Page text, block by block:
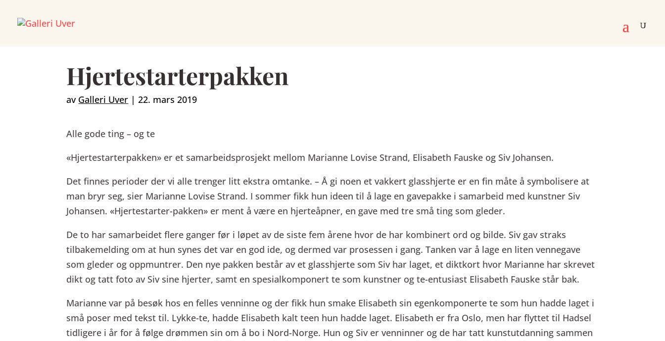
content
Hjertestarterpakken
av Galleri Uver | 22. mars 2019
Alle gode ting – og te
«Hjertestarterpakken» er et samarbeidsprosjekt mellom Marianne Lovise Strand, Elisabeth Fauske og Siv Johansen.
Det finnes perioder der vi alle trenger litt ekstra omtanke. – Å gi noen et vakkert glasshjerte er en fin måte å symbolisere at
man bryr seg, sier Marianne Lovise Strand. I sommer fikk hun ideen til å lage en gavepakke i samarbeid med kunstner Siv
Johansen. «Hjertestarter-pakken» er ment å være en hjerteåpner, en gave med tre små ting som gleder.
De to har samarbeidet flere ganger før i løpet av de siste fem årene hvor de har kombinert ord og bilde. Siv gav straks
tilbakemelding om at hun synes det var en god ide, og dermed var prosessen i gang. Tanken var å lage en liten vennegave
som gleder og oppmuntrer. Den nye pakken består av et glasshjerte som Siv har laget, et diktkort hvor Marianne har skrevet
dikt og tatt foto av Siv sine hjerter, samt en spesialkomponert te som kunstner og te-entusiast Elisabeth Fauske står bak.
Marianne var på besøk hos en felles venninne og der fikk hun smake Elisabeth sin egenkomponerte te som hun hadde laget i
små poser med tekst til. Lykke-te, hadde Elisabeth kalt teen hun hadde laget. Elisabeth er fra Oslo, men har flyttet til Hadsel
tidligere i år for å følge drømmen sin om å bo i Nord-Norge. Hun og Siv er venninner og de har tatt kunstutdanning sammen